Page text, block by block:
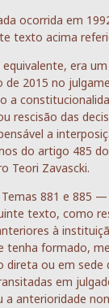
ocorrida em
texto acima
era
2015 no
a
rescisão das
a
do artigo 485
Teori Zavascki.
881 e 885
texto, como
à
formado,
direta ou em
em
anterioridade